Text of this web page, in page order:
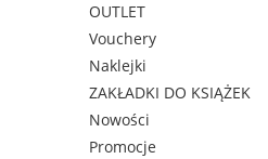
OUTLET
Vouchery
Naklejki
ZAKŁADKI DO KSIĄŻEK
Nowości
Promocje